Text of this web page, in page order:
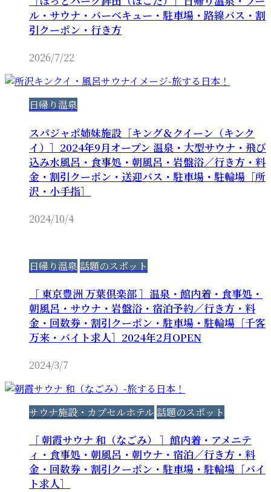
ル・サウナ・バーベキュー・駐車場・路線バス・割
引クーポン・行き方
2026/7/22
日帰り温泉
スパジャポ姉妹施設［キング＆クイーン（キンク
イ）］2024年9月オープン 温泉・大型サウナ・飛び
込み水風呂・食事処・朝風呂・岩盤浴／行き方・料
金・割引クーポン・送迎バス・駐車場・駐輪場［所
沢・小手指］
2024/10/4
日帰り温泉 話題のスポット
［ 東京豊洲 万葉倶楽部 ］温泉・館内着・食事処・
朝風呂・サウナ・岩盤浴・宿泊予約／行き方・料
金・回数券・割引クーポン・駐車場・駐輪場［千客
万来・バイト求人］2024年2月OPEN
2024/3/7
サウナ施設・カプセルホテル 話題のスポット
［ 朝霞サウナ 和（なごみ） ］館内着・アメニテ
ィ・食事処・朝風呂・朝ウナ・宿泊／行き方・料
金・回数券・割引クーポン・駐車場・駐輪場［バイ
ト求人］